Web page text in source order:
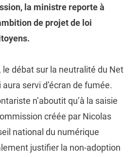
la ministre reporte à
de projet de loi
le débat sur la neutralité du Net
servi d’écran de fumée.
n’aboutit qu’à la saisie
créée par Nicolas
national du numérique
justifier la non-adoption